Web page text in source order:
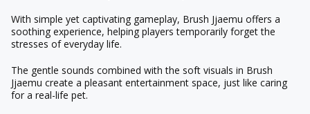
With simple yet captivating gameplay, Brush Jjaemu offers a
soothing experience, helping players temporarily forget the
stresses of everyday life.
The gentle sounds combined with the soft visuals in Brush
Jjaemu create a pleasant entertainment space, just like caring
for a real-life pet.